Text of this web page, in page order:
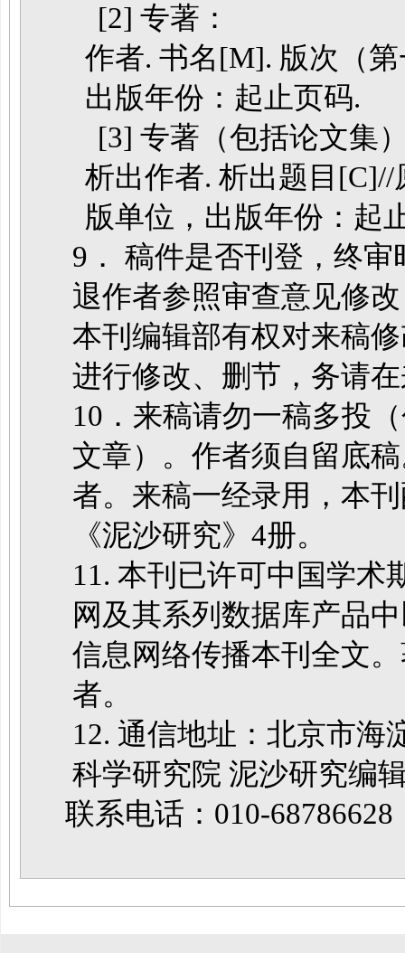
[2] 专著：
作者. 书名[M]. 版次（
出版年份：起止页码.
[3] 专著（包括论文集
析出作者. 析出题目
版单位，出版年份：起
9． 稿件是否刊登，终
退作者参照审查意见修
本刊编辑部有权对来稿
进行修改、删节，务请
10．来稿请勿一稿多投
文章）。作者须自留底
者。来稿一经录用，本
《泥沙研究》4册。
11. 本刊已许可中国学术
网及其系列数据库产品
信息网络传播本刊全文
者。
12. 通信地址：北京市海
科学研究院 泥沙研究编
联系电话：010-